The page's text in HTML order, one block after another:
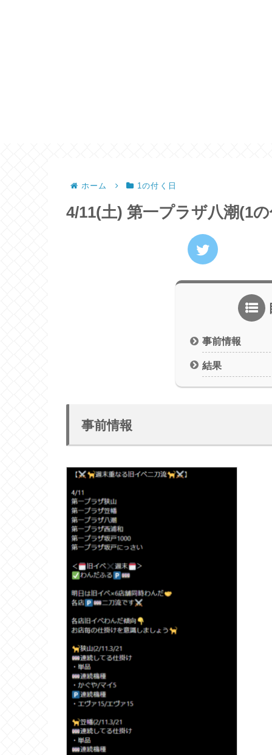
ホーム 1の付く日
4/11(土) 第一プラザ八潮(1
事前情報
結果
事前情報